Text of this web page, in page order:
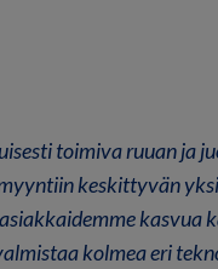
toimiva ruuan ja
keskittyvän
kolmea eri